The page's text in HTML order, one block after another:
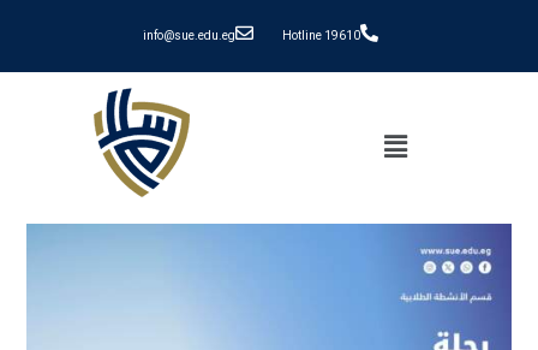
info@sue.edu.eg Hotline 19610